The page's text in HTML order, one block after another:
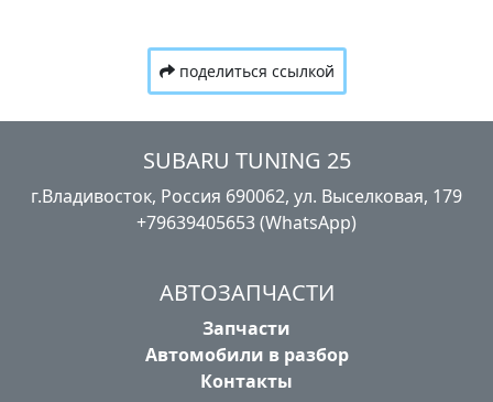
поделиться ссылкой
SUBARU TUNING 25
г.Владивосток, Россия​ ‎690062, ул. Выселковая, 179
+79639405653 (WhatsApp)
АВТОЗАПЧАСТИ
Запчасти
Автомобили в разбор
Контакты